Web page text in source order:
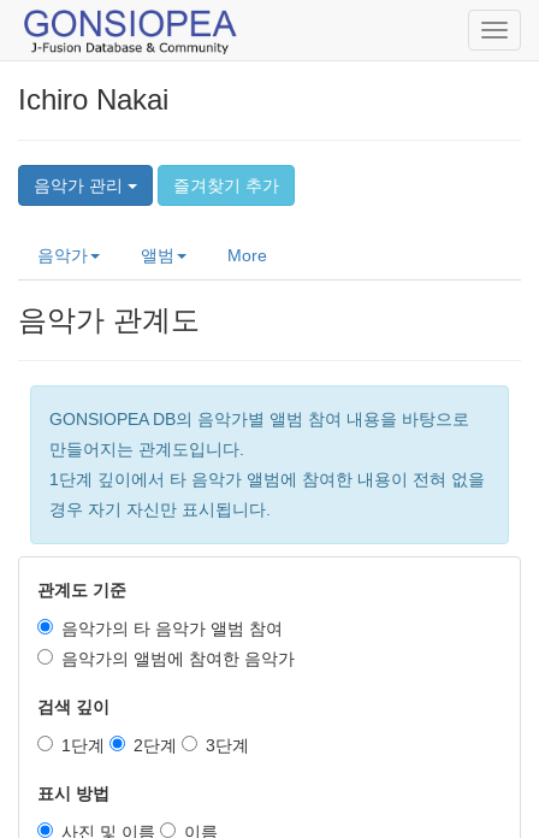
Ichiro Nakai
음악가 관리 즐겨찾기 추가
음악가 앨범 More
음악가 관계도
GONSIOPEA DB의 음악가별 앨범 참여 내용을 바탕으로
만들어지는 관계도입니다.
1단계 깊이에서 타 음악가 앨범에 참여한 내용이 전혀 없을
경우 자기 자신만 표시됩니다.
관계도 기준
음악가의 타 음악가 앨범 참여
음악가의 앨범에 참여한 음악가
검색 깊이
1단계
2단계 3단계
표시 방법
사진 및 이름
이름